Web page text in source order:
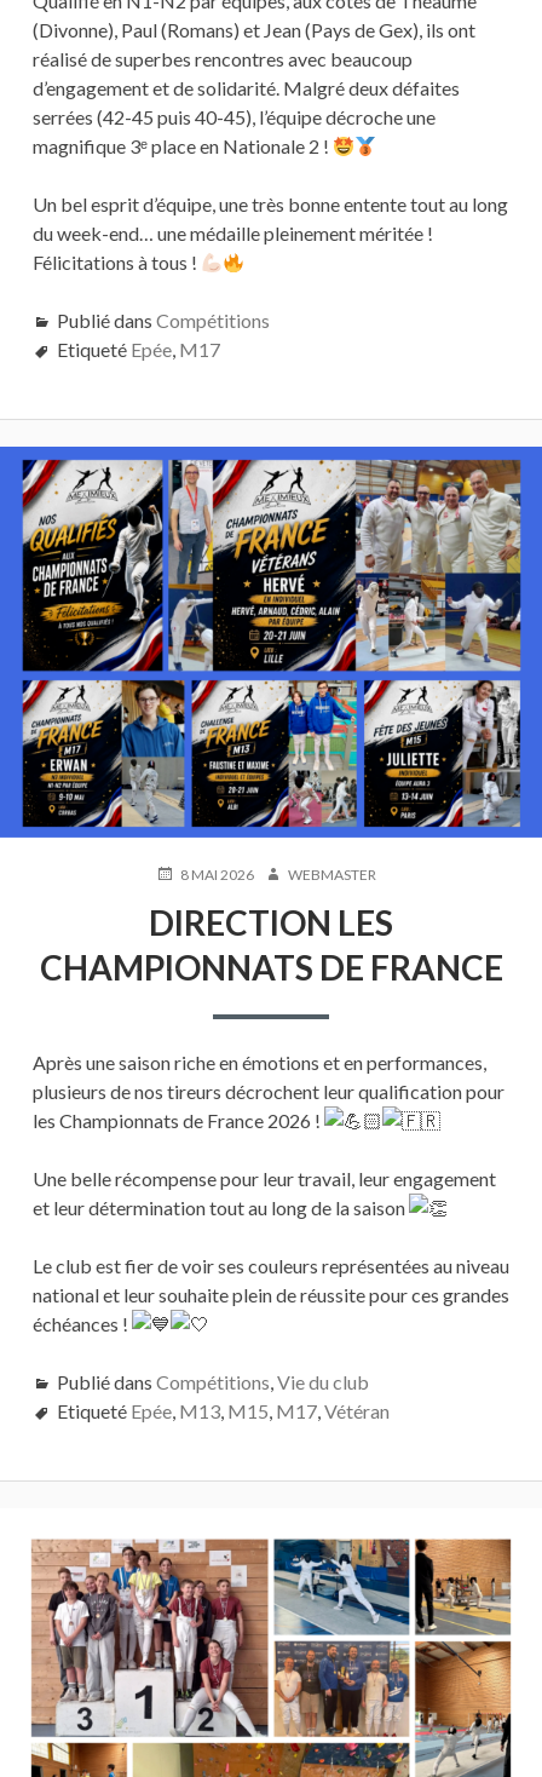
(Divonne), Paul (Romans) et Jean (Pays de Gex), ils ont
réalisé de superbes rencontres avec beaucoup
d’engagement et de solidarité. Malgré deux défaites
serrées (42-45 puis 40-45), l’équipe décroche une
magnifique 3ᵉ place en Nationale 2 !
Un bel esprit d’équipe, une très bonne entente tout au long
du week-end… une médaille pleinement méritée !
Félicitations à tous !
Publié dans Compétitions
Etiqueté Epée, M17
PUBLIÉ8 MAI 2026 AUTEUR
WEBMASTER
DIRECTION LES
CHAMPIONNATS DE FRANCE
Après une saison riche en émotions et en performances,
plusieurs de nos tireurs décrochent leur qualification pour
les Championnats de France 2026 !
Une belle récompense pour leur travail, leur engagement
et leur détermination tout au long de la saison
Le club est fier de voir ses couleurs représentées au niveau
national et leur souhaite plein de réussite pour ces grandes
échéances !
Publié dans Compétitions,Vie du club
Etiqueté Epée, M13, M15, M17,Vétéran